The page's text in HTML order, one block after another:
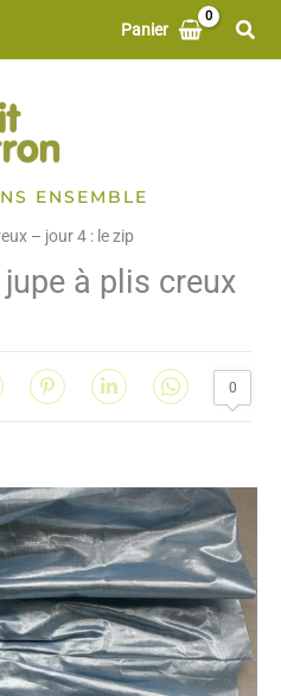
Panier
ENSEMBLE
à plis creux
0